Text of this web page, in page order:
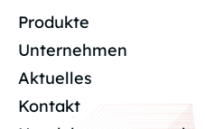
Produkte
Unternehmen
Aktuelles
Kontakt